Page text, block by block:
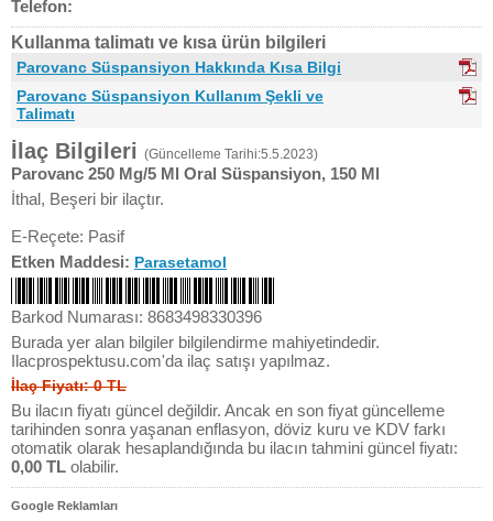
Telefon:
Kullanma talimatı ve kısa ürün bilgileri
Parovanc Süspansiyon Hakkında Kısa Bilgi
Parovanc Süspansiyon Kullanım Şekli ve
Talimatı
İlaç Bilgileri (Güncelleme Tarihi:5.5.2023)
Parovanc 250 Mg/5 Ml Oral Süspansiyon, 150 Ml
İthal, Beşeri bir ilaçtır.
E-Reçete: Pasif
Etken Maddesi: Parasetamol
Barkod Numarası: 8683498330396
Burada yer alan bilgiler bilgilendirme mahiyetindedir.
Ilacprospektusu.com'da ilaç satışı yapılmaz.
İlaç Fiyatı: 0 TL
Bu ilacın fiyatı güncel değildir. Ancak en son fiyat güncelleme
tarihinden sonra yaşanan enflasyon, döviz kuru ve KDV farkı
otomatik olarak hesaplandığında bu ilacın tahmini güncel fiyatı:
0,00 TL olabilir.
Google Reklamları